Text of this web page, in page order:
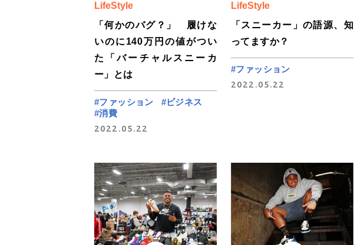
LifeStyle
「何かのバグ？」 履けな
いのに140万円の値がつい
た「バーチャルスニーカ
ー」とは
#ファッション
#ビジネス
#消費
2022.05.22
LifeStyle
「スニーカー」の語源、知
ってますか？
#ファッション
2022.05.22